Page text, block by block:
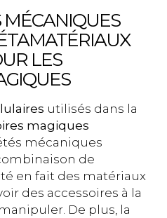
MÉCANIQUES
LES
utilisés dans la
magiques
mécaniques
de
en fait des matériaux
des accessoires à la
De plus, la